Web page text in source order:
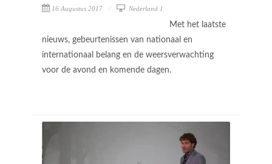
16 Augustus 2017 Nederland 1
Met het laatste
nieuws, gebeurtenissen van nationaal en
internationaal belang en de weersverwachting
voor de avond en komende dagen.